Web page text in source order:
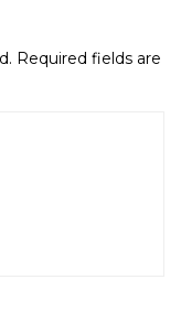
Required fields are